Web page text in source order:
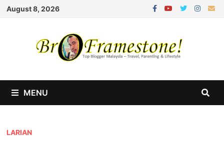
Skip
August 8, 2026
MENU
LARIAN